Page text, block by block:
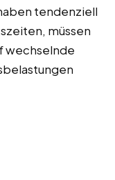
tendenziell
müssen
wechselnde